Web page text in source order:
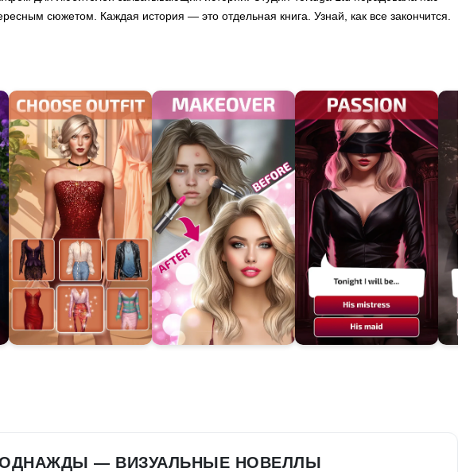
сюжетом. Каждая история — это отдельная книга. Узнай, как все закончится.
— ВИЗУАЛЬНЫЕ НОВЕЛЛЫ